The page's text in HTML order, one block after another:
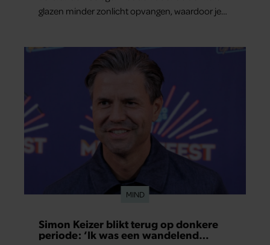
glazen minder zonlicht opvangen, waardoor je
hoe het zit.
MIND
Simon Keizer blikt terug op donkere
periode: ‘Ik was een wandelend